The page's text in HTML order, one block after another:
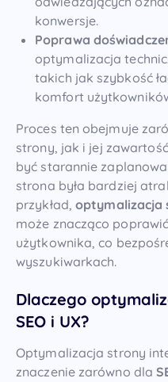
konwersje.
Poprawa
optymalizacja
takich jak szybkość
komfort
Proces ten obejmuje
strony, jak i jej
być starannie
strona była bardziej
przykład, optymalizacja
może znacząco
użytkownika, co
wyszukiwarkach.
Dlaczego
SEO i UX?
Optymalizacja strony
znaczenie zarówno dla